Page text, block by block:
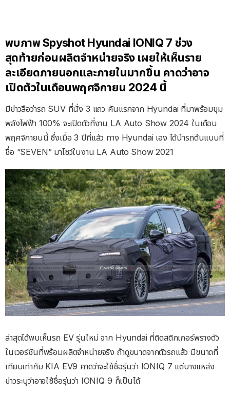
พบภาพ Spyshot Hyundai IONIQ 7 ช่วง
สุดท้ายก่อนผลิตจำหน่ายจริง เผยให้เห็นราย
ละเอียดภายนอกและภายในมากขึ้น คาดว่าอาจ
เปิดตัวในเดือนพฤศจิกายน 2024 นี้
มีข่าวลือว่ารถ SUV ที่นั่ง 3 แถว คันแรกจาก Hyundai ที่มาพร้อมขุม
พลังไฟฟ้า 100% จะเปิดตัวที่งาน LA Auto Show 2024 ในเดือน
พฤศจิกายนนี้ ซึ่งเมื่อ 3 ปีที่แล้ว ทาง Hyundai เอง ได้นำรถต้นแบบที่
ชื่อ “SEVEN” มาโชว์ในงาน LA Auto Show 2021
ล่าสุดได้พบเห็นรถ EV รุ่นใหม่ จาก Hyundai ที่ติดสติกเกอร์พรางตัว
ในเวอร์ชันที่พร้อมผลิตจำหน่ายจริง ถ้าดูขนาดจากตัวรถแล้ว มีขนาดที่
เทียบเท่ากับ KIA EV9 คาดว่าจะใช้ชื่อรุ่นว่า IONIQ 7 แต่บางแหล่ง
ข่าวระบุว่าอาจใช้ชื่อรุ่นว่า IONIQ 9 ก็เป็นได้